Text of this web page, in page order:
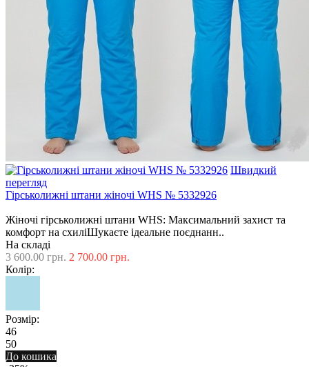
Швидкий
перегляд
Гірськолижні штани жіночі WHS № 5332926
Жіночі гірськолижні штани WHS: Максимальний захист та
комфорт на схиліШукаєте ідеальне поєднанн..
На складі
3 600.00 грн. 2 700.00 грн.
Колір:
Розмір:
46
50
До кошика